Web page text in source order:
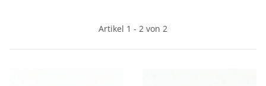
Artikel 1 - 2 von 2